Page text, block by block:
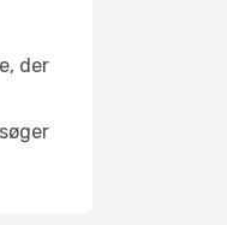
der